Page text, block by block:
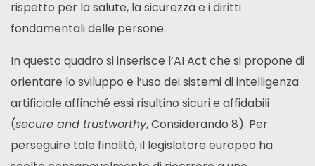
rispetto per la salute, la sicurezza e i diritti
fondamentali delle persone.
In questo quadro si inserisce l’AI Act che si propone di
orientare lo sviluppo e l’uso dei sistemi di intelligenza
artificiale affinché essi risultino sicuri e affidabili
(secure and trustworthy, Considerando 8). Per
perseguire tale finalità, il legislatore europeo ha